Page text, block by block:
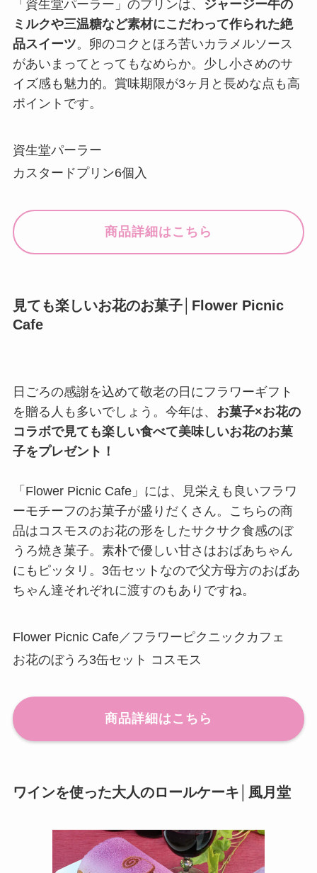
「資生堂パーラー」のプリンは、
ジャージー牛の
ミルクや三温糖など素材にこだわって作られた絶
品スイーツ。卵のコクとほろ苦いカラメルソース
があいまってとってもなめらか。少し小さめのサ
イズ感も魅力的。賞味期限が3ヶ月と長めな点も高
ポイントです。
資生堂パーラー
カスタードプリン6個入
商品詳細はこちら
見ても楽しいお花のお菓子│Flower Picnic
Cafe
日ごろの感謝を込めて敬老の日にフラワーギフト
を贈る人も多いでしょう。今年は、 お菓子×お花の
コラボで見ても楽しい食べて美味しいお花のお菓
子をプレゼント！
「Flower Picnic Cafe」には、見栄えも良いフラワ
ーモチーフのお菓子が盛りだくさん。こちらの商
品はコスモスのお花の形をしたサクサク食感のぼ
うろ焼き菓子。素朴で優しい甘さはおばあちゃん
にもピッタリ。3缶セットなので父方母方のおばあ
ちゃん達それぞれに渡すのもありですね。
Flower Picnic Cafe／フラワーピクニックカフェ
お花のぼうろ3缶セット コスモス
商品詳細はこちら
ワインを使った大人のロールケーキ│風月堂